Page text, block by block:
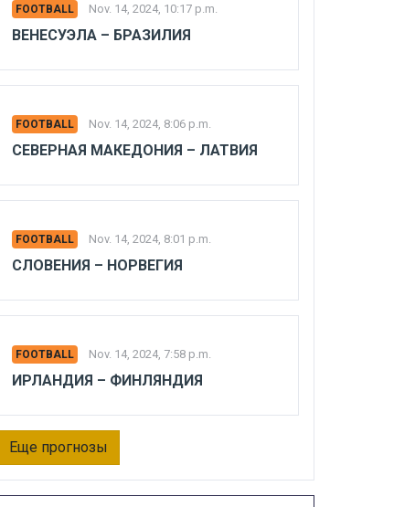
FOOTBALL Nov. 14, 2024, 10:17 p.m.
ВЕНЕСУЭЛА – БРАЗИЛИЯ
FOOTBALL Nov. 14, 2024, 8:06 p.m.
СЕВЕРНАЯ МАКЕДОНИЯ – ЛАТВИЯ
FOOTBALL Nov. 14, 2024, 8:01 p.m.
СЛОВЕНИЯ – НОРВЕГИЯ
FOOTBALL Nov. 14, 2024, 7:58 p.m.
ИРЛАНДИЯ – ФИНЛЯНДИЯ
Еще прогнозы